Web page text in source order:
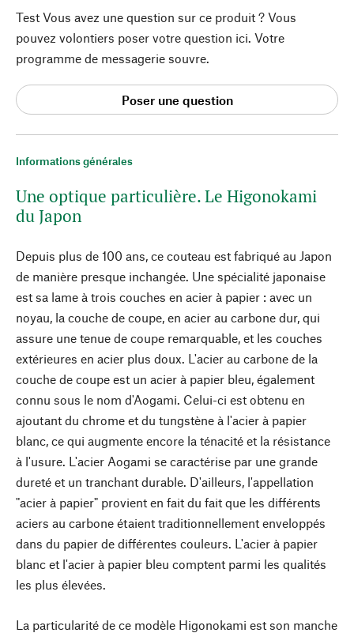
Informations générales
Une optique particulière. Le Higonokami
du Japon
Depuis plus de 100 ans, ce couteau est fabriqué au Japon
de manière presque inchangée. Une spécialité japonaise
est sa lame à trois couches en acier à papier : avec un
noyau, la couche de coupe, en acier au carbone dur, qui
assure une tenue de coupe remarquable, et les couches
extérieures en acier plus doux. L'acier au carbone de la
couche de coupe est un acier à papier bleu, également
connu sous le nom d'Aogami. Celui-ci est obtenu en
ajoutant du chrome et du tungstène à l'acier à papier
blanc, ce qui augmente encore la ténacité et la résistance
à l'usure. L'acier Aogami se caractérise par une grande
dureté et un tranchant durable. D'ailleurs, l'appellation
"acier à papier" provient en fait du fait que les différents
aciers au carbone étaient traditionnellement enveloppés
dans du papier de différentes couleurs. L'acier à papier
blanc et l'acier à papier bleu comptent parmi les qualités
les plus élevées.
La particularité de ce modèle Higonokami est son manche
Test Vous avez une question sur ce produit ? Vous
pouvez volontiers poser votre question ici. Votre
programme de messagerie souvre.
Poser une question